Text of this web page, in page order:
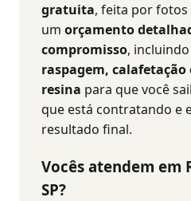
gratuita, feita por fotos
um orçamento
compromisso,
raspagem, calafetação
resina para que você
que está contratando e
resultado final.
Vocês atendem em
SP?